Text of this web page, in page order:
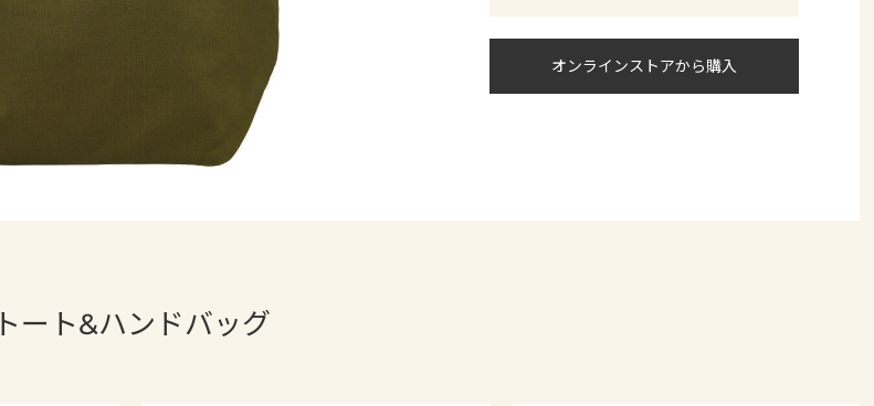
オンラインストアから購入
トート&ハンドバッグ